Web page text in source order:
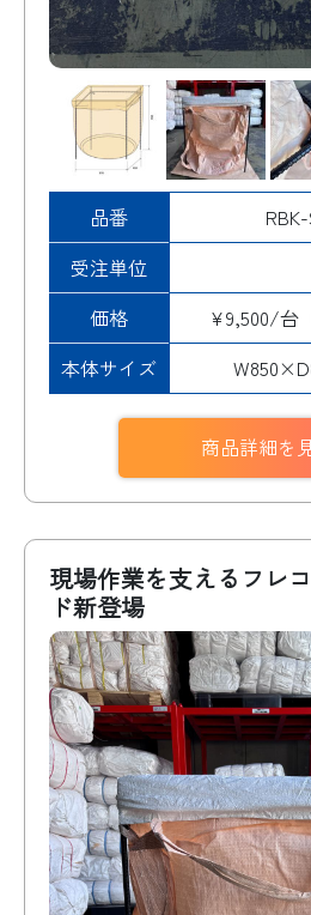
検索
品番
受注単位
価格
¥9,500/台
本体サイズ
商品詳細を
現場作業を支えるフレ
ド新登場